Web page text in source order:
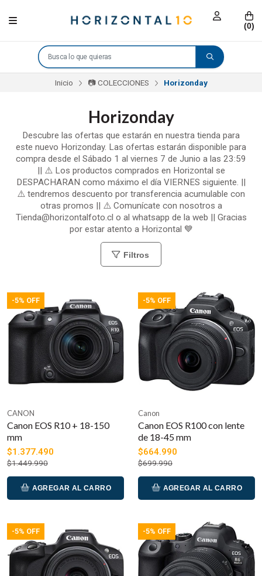
(0)
Inicio 📷 COLECCIONES Horizonday
Horizonday
Descubre las ofertas que estarán en nuestra tienda para
este nuevo Horizonday. Las ofertas estarán disponible para
compra desde el Sábado 1 al viernes 7 de Junio a las 23:59
|| ⚠️ Los productos comprados en Horizontal se
DESPACHARAN como máximo el día VIERNES siguiente. ||
⚠️ tendremos descuento por transferencia acumulable con
otras promos || ⚠️ Comunícate con nosotros a
Tienda@horizontalfoto.cl o al whatsapp de la web || Gracias
por estar atento a Horizontal 💙
Filtros
-5% OFF
CANON
Canon EOS R10 + 18-150
mm
$1.377.490
$1.449.990
AGREGAR AL CARRO
-5% OFF
Canon
Canon EOS R100 con lente
de 18-45 mm
$664.990
$699.990
AGREGAR AL CARRO
-5% OFF -5% OFF